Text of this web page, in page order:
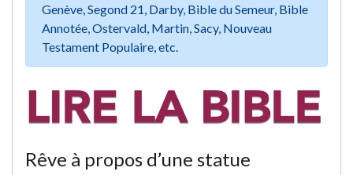
Genève, Segond 21, Darby, Bible du Semeur, Bible
Annotée, Ostervald, Martin, Sacy, Nouveau
Testament Populaire, etc.
Rêve à propos d’une statue